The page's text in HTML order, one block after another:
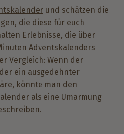
und schätzen die
die diese für euch
Erlebnisse, die über
Adventskalenders
Vergleich: Wenn der
ein ausgedehnter
könnte man den
als eine Umarmung